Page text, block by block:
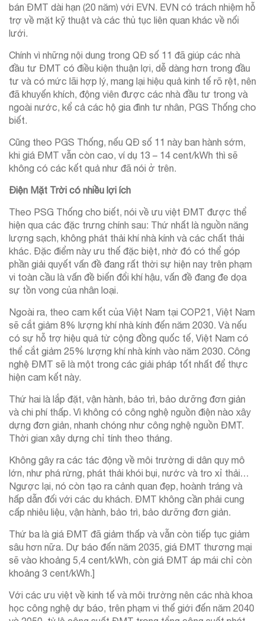
bán ĐMT dài hạn (20 năm) với EVN. EVN có trách nhiệm hỗ
trợ về mặt kỹ thuật và các thủ tục liên quan khác về nối
lưới.
Chính vì những nội dung trong QĐ số 11 đã giúp các nhà
đầu tư ĐMT có điều kiện thuận lợi, dễ dàng hơn trong đầu
tư và có mức lãi hợp lý, mang lại hiệu quả kinh tế rõ rệt, nên
đã khuyến khích, động viên được các nhà đầu tư trong và
ngoài nước, kể cả các hộ gia đình tư nhân, PGS Thống cho
biết.
Cũng theo PGS Thống, nếu QĐ số 11 này ban hành sớm,
khi giá ĐMT vẫn còn cao, ví dụ 13 – 14 cent/kWh thì sẽ
không có các kết quả như đã nói ở trên.
Điện Mặt Trời có nhiều lợi ích
Theo PSG Thống cho biết, nói về ưu việt ĐMT được thể
hiện qua các đặc trưng chính sau: Thứ nhất là nguồn năng
lượng sạch, không phát thải khí nhà kính và các chất thải
khác. Đặc điểm này ưu thế đặc biệt, nhờ đó có thể góp
phần giải quyết vấn đề đang rất thời sự hiện nay trên phạm
vi toàn cầu là vấn đề biến đổi khí hậu, vấn đề đang đe dọa
sự tồn vong của nhân loại.
Ngoài ra, theo cam kết của Việt Nam tại COP21, Việt Nam
sẽ cắt giảm 8% lượng khí nhà kính đến năm 2030. Và nếu
có sự hỗ trợ hiệu quả từ cộng đồng quốc tế, Việt Nam có
thể cắt giảm 25% lượng khí nhà kính vào năm 2030. Công
nghệ ĐMT sẽ là một trong các giải pháp tốt nhất để thực
hiện cam kết này.
Thứ hai là lắp đặt, vận hành, bảo trì, bảo dưỡng đơn giản
và chi phí thấp. Vì không có công nghệ nguồn điện nào xây
dựng đơn giản, nhanh chóng như công nghệ nguồn ĐMT.
Thời gian xây dựng chỉ tính theo tháng.
Không gây ra các tác động về môi trường di dân quy mô
lớn, như phá rừng, phát thải khói bụi, nước và tro xỉ thải…
Ngược lại, nó còn tạo ra cảnh quan đẹp, hoành tráng và
hấp dẫn đối với các du khách. ĐMT không cần phải cung
cấp nhiêu liệu, vận hành, bảo trì, bảo dưỡng đơn giản.
Thứ ba là giá ĐMT đã giảm thấp và vẫn còn tiếp tục giảm
sâu hơn nữa. Dự báo đến năm 2035, giá ĐMT thương mại
sẽ vào khoảng 5,4 cent/kWh, còn giá ĐMT áp mái chỉ còn
khoảng 3 cent/kWh.]
Với các ưu việt về kinh tế và môi trường nên các nhà khoa
học công nghệ dự báo, trên phạm vi thế giới đến năm 2040